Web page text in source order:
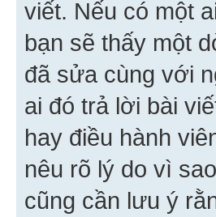
viết. Nếu có một
bạn sẽ thấy một
đã sửa cùng với
ai đó trả lời bài
hay điều hành
nêu rõ lý do vì
cũng cần lưu ý